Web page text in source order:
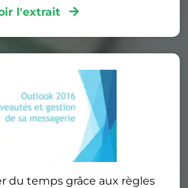
l'extrait
du temps grâce aux règles